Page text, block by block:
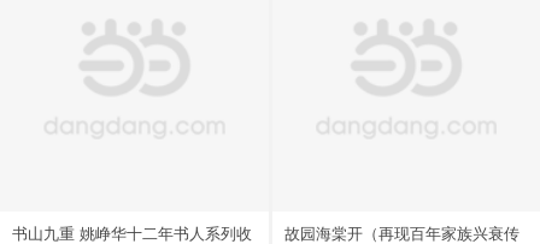
书山九重 姚峥华十二年书人系列收
故园海棠开（再现百年家族兴衰传